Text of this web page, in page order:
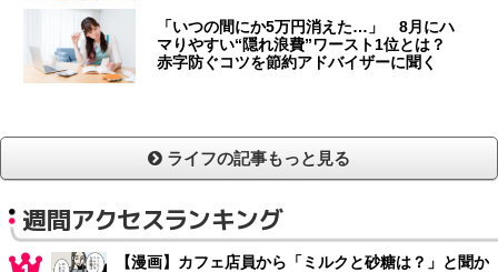
「いつの間にか5万円消えた…」 8月にハ
マりやすい“隠れ浪費”ワースト1位とは？
赤字防ぐコツを節約アドバイザーに聞く
ライフの記事もっと見る
週間アクセスランキング
【漫画】カフェ店員から「ミルクと砂糖は？」と聞か